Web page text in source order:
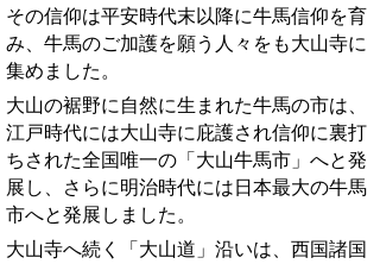
その信仰は平安時代末以降に牛馬信仰を育
み、牛馬のご加護を願う人々をも大山寺に
集めました。
大山の裾野に自然に生まれた牛馬の市は、
江戸時代には大山寺に庇護され信仰に裏打
ちされた全国唯一の「大山牛馬市」へと発
展し
、さらに明治時代には日本最大の牛馬
市へと発展しました。
大山寺へ続く「大山道」沿いは、西国諸国